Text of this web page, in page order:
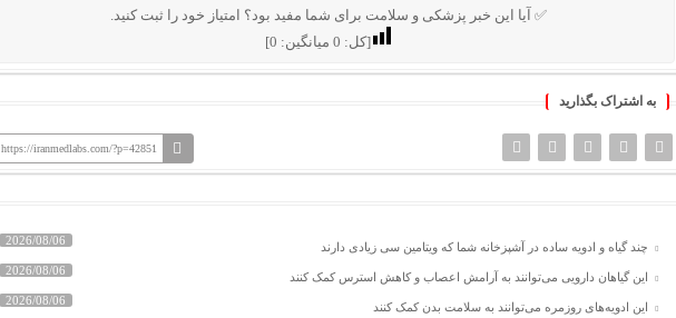
✅ آیا این خبر پزشکی و سلامت برای شما مفید بود؟ امتیاز خود را ثبت کنید.
[کل: 0 میانگین: 0
]
به اشتراک بگذارید
https://iranmedlabs.com/?p=42851
چند گیاه و ادویه ساده در آشپزخانه شما که ویتامین سی زیادی دارند 2026/08/06
این گیاهان دارویی می‌توانند به آرامش اعصاب و کاهش استرس کمک کنند 2026/08/06
این ادویه‌های روزمره می‌توانند به سلامت بدن کمک کنند 2026/08/06